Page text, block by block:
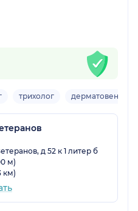
трихолог
д 52 к 1 литер б
м)
км)